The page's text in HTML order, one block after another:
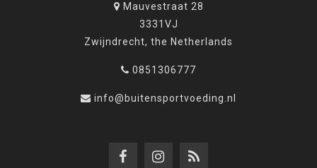
Mauvestraat 28
3331VJ
Zwijndrecht, the Netherlands
0851306777
info@buitensportvoeding.nl